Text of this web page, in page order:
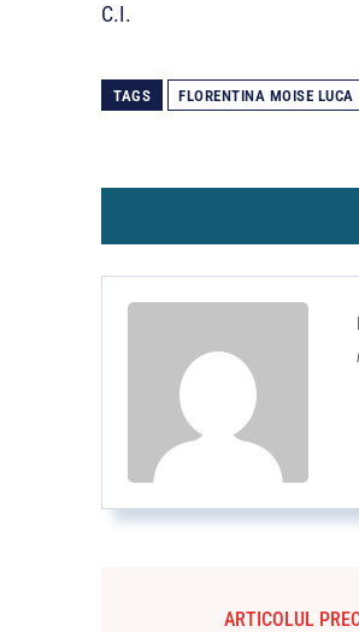
C.I.
TAGS FLORENTINA MOISE LUCA
ARTICOLUL